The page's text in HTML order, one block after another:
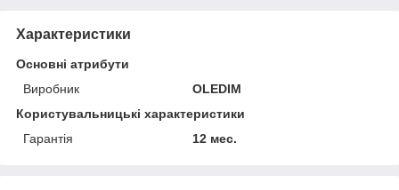
Характеристики
Основні атрибути
Виробник
OLEDIM
Користувальницькі характеристики
Гарантія
12 мес.